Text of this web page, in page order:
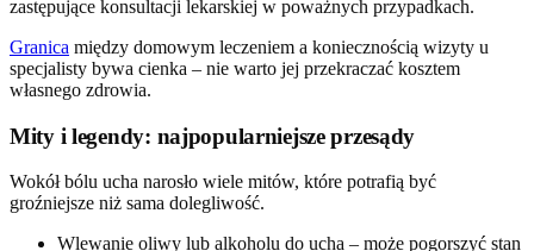
zastępujące konsultacji lekarskiej w poważnych przypadkach.
Granica między domowym leczeniem a koniecznością wizyty u
specjalisty bywa cienka – nie warto jej przekraczać kosztem
własnego zdrowia.
Mity i legendy: najpopularniejsze przesądy
Wokół bólu ucha narosło wiele mitów, które potrafią być
groźniejsze niż sama dolegliwość.
Wlewanie oliwy lub alkoholu do ucha – może pogorszyć stan